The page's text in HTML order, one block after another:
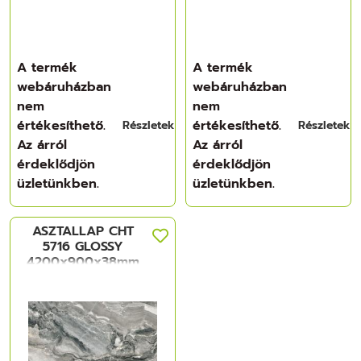
A termék
webáruházban
nem
értékesíthető.
Az árról
érdeklődjön
üzletünkben.
Részletek
A termék
webáruházban
nem
értékesíthető.
Az árról
érdeklődjön
üzletünkben.
Részletek
ASZTALLAP CHT
5716 GLOSSY
4200x900x38mm